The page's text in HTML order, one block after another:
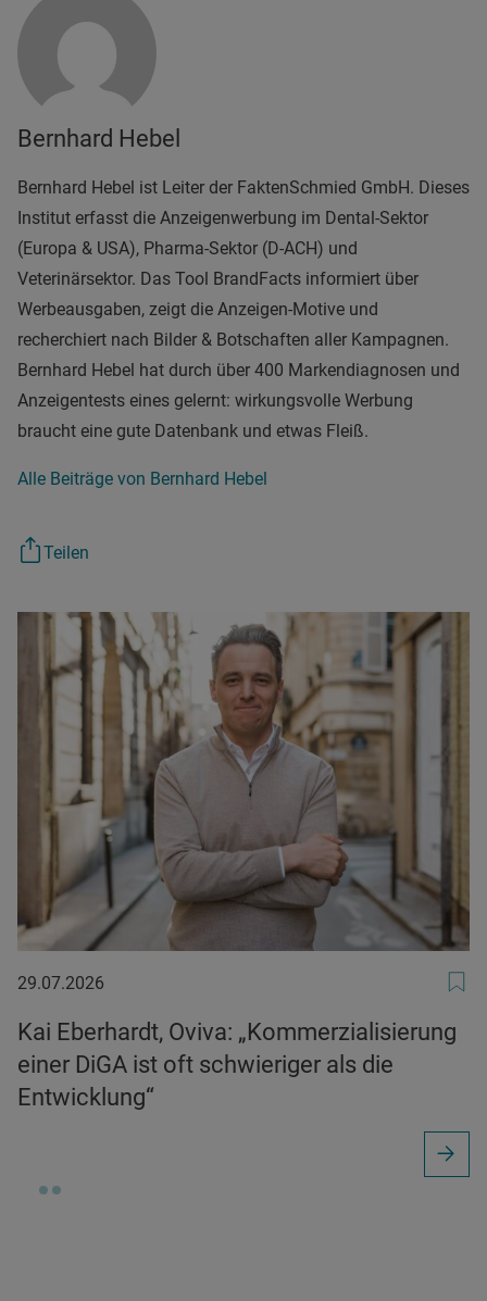
Bernhard Hebel
Bernhard Hebel ist Leiter der FaktenSchmied GmbH. Dieses
Institut erfasst die Anzeigenwerbung im Dental-Sektor
(Europa & USA), Pharma-Sektor (D-ACH) und
Veterinärsektor. Das Tool BrandFacts informiert über
Werbeausgaben, zeigt die Anzeigen-Motive und
recherchiert nach Bilder & Botschaften aller Kampagnen.
Bernhard Hebel hat durch über 400 Markendiagnosen und
Anzeigentests eines gelernt: wirkungsvolle Werbung
braucht eine gute Datenbank und etwas Fleiß.
Alle Beiträge von Bernhard Hebel
Teilen
29.07.2026
29.07.2026
Kai Eberhardt, Oviva: „Kommerzialisierung
einer DiGA ist oft schwieriger als die
Entwicklung“